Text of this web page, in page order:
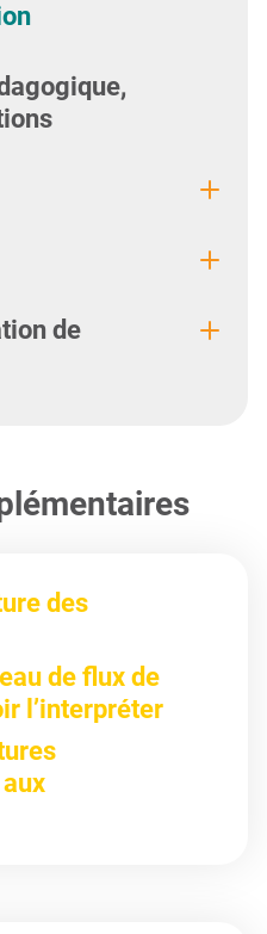
de
des
de flux de
l’interpréter